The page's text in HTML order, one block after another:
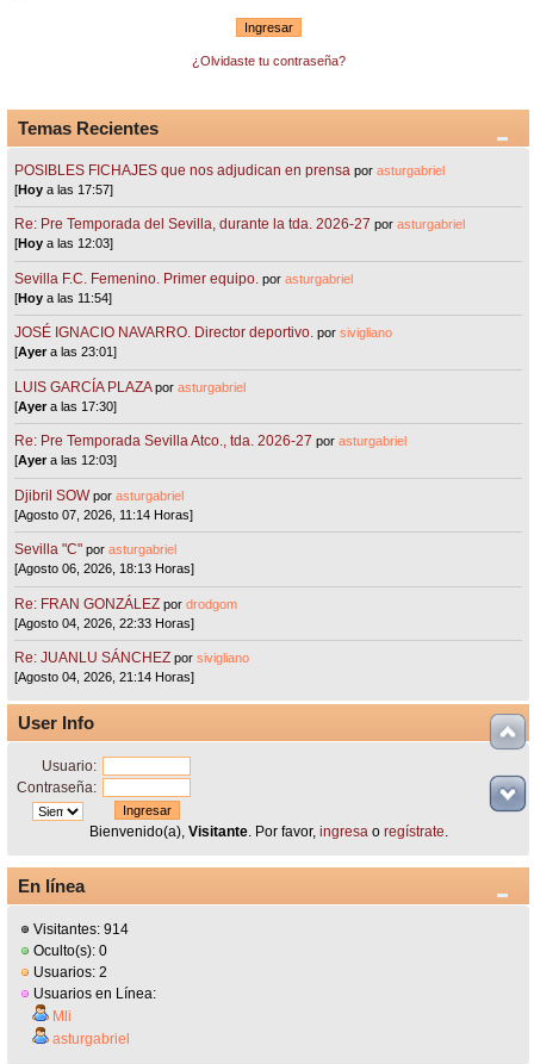
¿Olvidaste tu contraseña?
Temas Recientes
POSIBLES FICHAJES que nos adjudican en prensa porasturgabriel
[Hoy a las 17:57]
Re: Pre Temporada del Sevilla, durante la tda. 2026-27 porasturgabriel
[Hoy a las 12:03]
Sevilla F.C. Femenino. Primer equipo. porasturgabriel
[Hoy a las 11:54]
JOSÉ IGNACIO NAVARRO. Director deportivo. porsivigliano
[Ayera las 23:01]
LUIS GARCÍA PLAZA porasturgabriel
[Ayera las 17:30]
Re: Pre Temporada Sevilla Atco., tda. 2026-27 porasturgabriel
[Ayera las 12:03]
Djibril SOW porasturgabriel
[Agosto 07, 2026, 11:14 Horas]
Sevilla "C"porasturgabriel
[Agosto 06, 2026, 18:13 Horas]
Re: FRAN GONZÁLEZ pordrodgom
[Agosto 04, 2026, 22:33 Horas]
Re: JUANLU SÁNCHEZ porsivigliano
[Agosto 04, 2026, 21:14 Horas]
User Info
Usuario:
Contraseña:
Bienvenido(a), Visitante. Por favor, ingresao regístrate.
En línea
Visitantes: 914
Oculto(s): 0
Usuarios: 2
Usuarios en Línea:
Mli
asturgabriel